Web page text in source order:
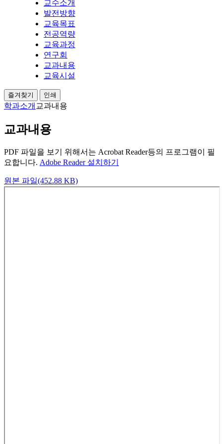
교수소개
발전방향
교육목표
전공역량
교육과정
연구회
교과내용
교육시설
즐겨찾기 인쇄
학과소개 교과내용
교과내용
PDF 파일을 보기 위해서는 Acrobat Reader등의 프로그램이 필
요합니다. Adobe Reader 설치하기
원본 파일(452.88 KB)